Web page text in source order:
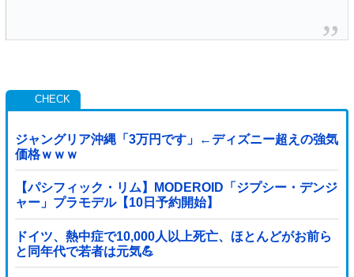
ジャングリア沖縄「3万円です」←ディズニー超えの強気
価格ｗｗｗ
【パシフィック・リム】MODEROID「ジプシー・デンジ
ャー」プラモデル【10日予約開始】
ドイツ、熱中症で10,000人以上死亡、ほとんどがお前ら
と同年代で若者は元気💪